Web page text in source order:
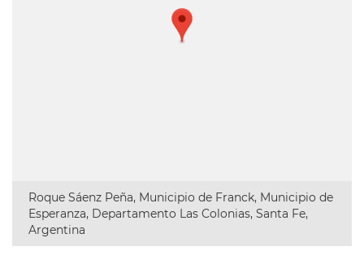
Roque Sáenz Peña, Municipio de Franck, Municipio de
Esperanza, Departamento Las Colonias, Santa Fe,
Argentina